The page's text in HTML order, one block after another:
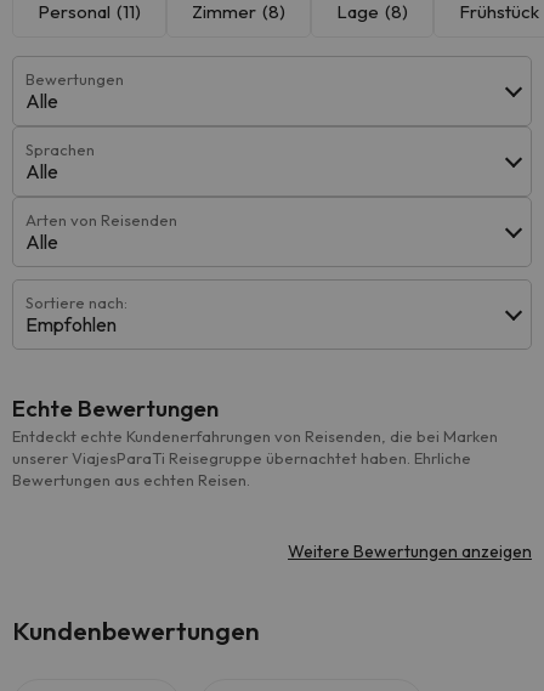
Personal (11) Zimmer (8) Lage (8) Frühstück
Bewertungen
Alle
Sprachen
Alle
Arten von Reisenden
Alle
Sortiere nach:
Empfohlen
Echte Bewertungen
Entdeckt echte Kundenerfahrungen von Reisenden, die bei Marken
unserer ViajesParaTi Reisegruppe übernachtet haben. Ehrliche
Bewertungen aus echten Reisen.
Weitere Bewertungen anzeigen
Kundenbewertungen